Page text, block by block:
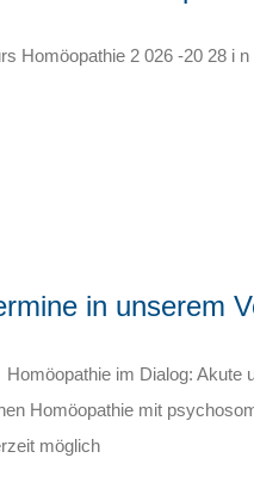
Homöopathie 2 026 -20 28 i
in unserem
im Dialog: Akute
Homöopathie mit
möglich